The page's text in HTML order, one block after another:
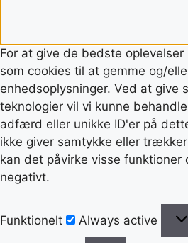
For at give de bedste
som cookies til at gemme og/
enhedsoplysninger. Ved at give
teknologier vil vi kunne
adfærd eller unikke ID'er på
ikke giver samtykke eller
kan det påvirke visse funktioner
negativt.
Funktionelt Always active